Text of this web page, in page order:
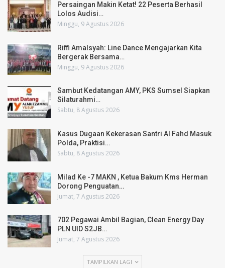
Persaingan Makin Ketat! 22 Peserta Berhasil
Lolos Audisi…
Minggu, 9 Agustus 2026
Riffi Amalsyah: Line Dance Mengajarkan Kita
Bergerak Bersama…
Minggu, 9 Agustus 2026
Sambut Kedatangan AMY, PKS Sumsel Siapkan
Silaturahmi…
Sabtu, 8 Agustus 2026
Kasus Dugaan Kekerasan Santri Al Fahd Masuk
Polda, Praktisi…
Sabtu, 8 Agustus 2026
Milad Ke -7 MAKN , Ketua Bakum Kms Herman
Dorong Penguatan…
Jumat, 7 Agustus 2026
702 Pegawai Ambil Bagian, Clean Energy Day
PLN UID S2JB…
Jumat, 7 Agustus 2026
TAMPILKAN LAGI